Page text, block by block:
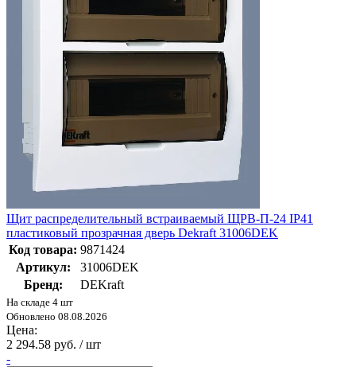
Щит распределительный встраиваемый ЩРВ-П-24 IP41
пластиковый прозрачная дверь Dekraft 31006DEK
Код товара: 9871424
Артикул:
31006DEK
Бренд:
DEKraft
На складе 4 шт
Обновлено 08.08.2026
Цена:
2 294.58 руб. / шт
-